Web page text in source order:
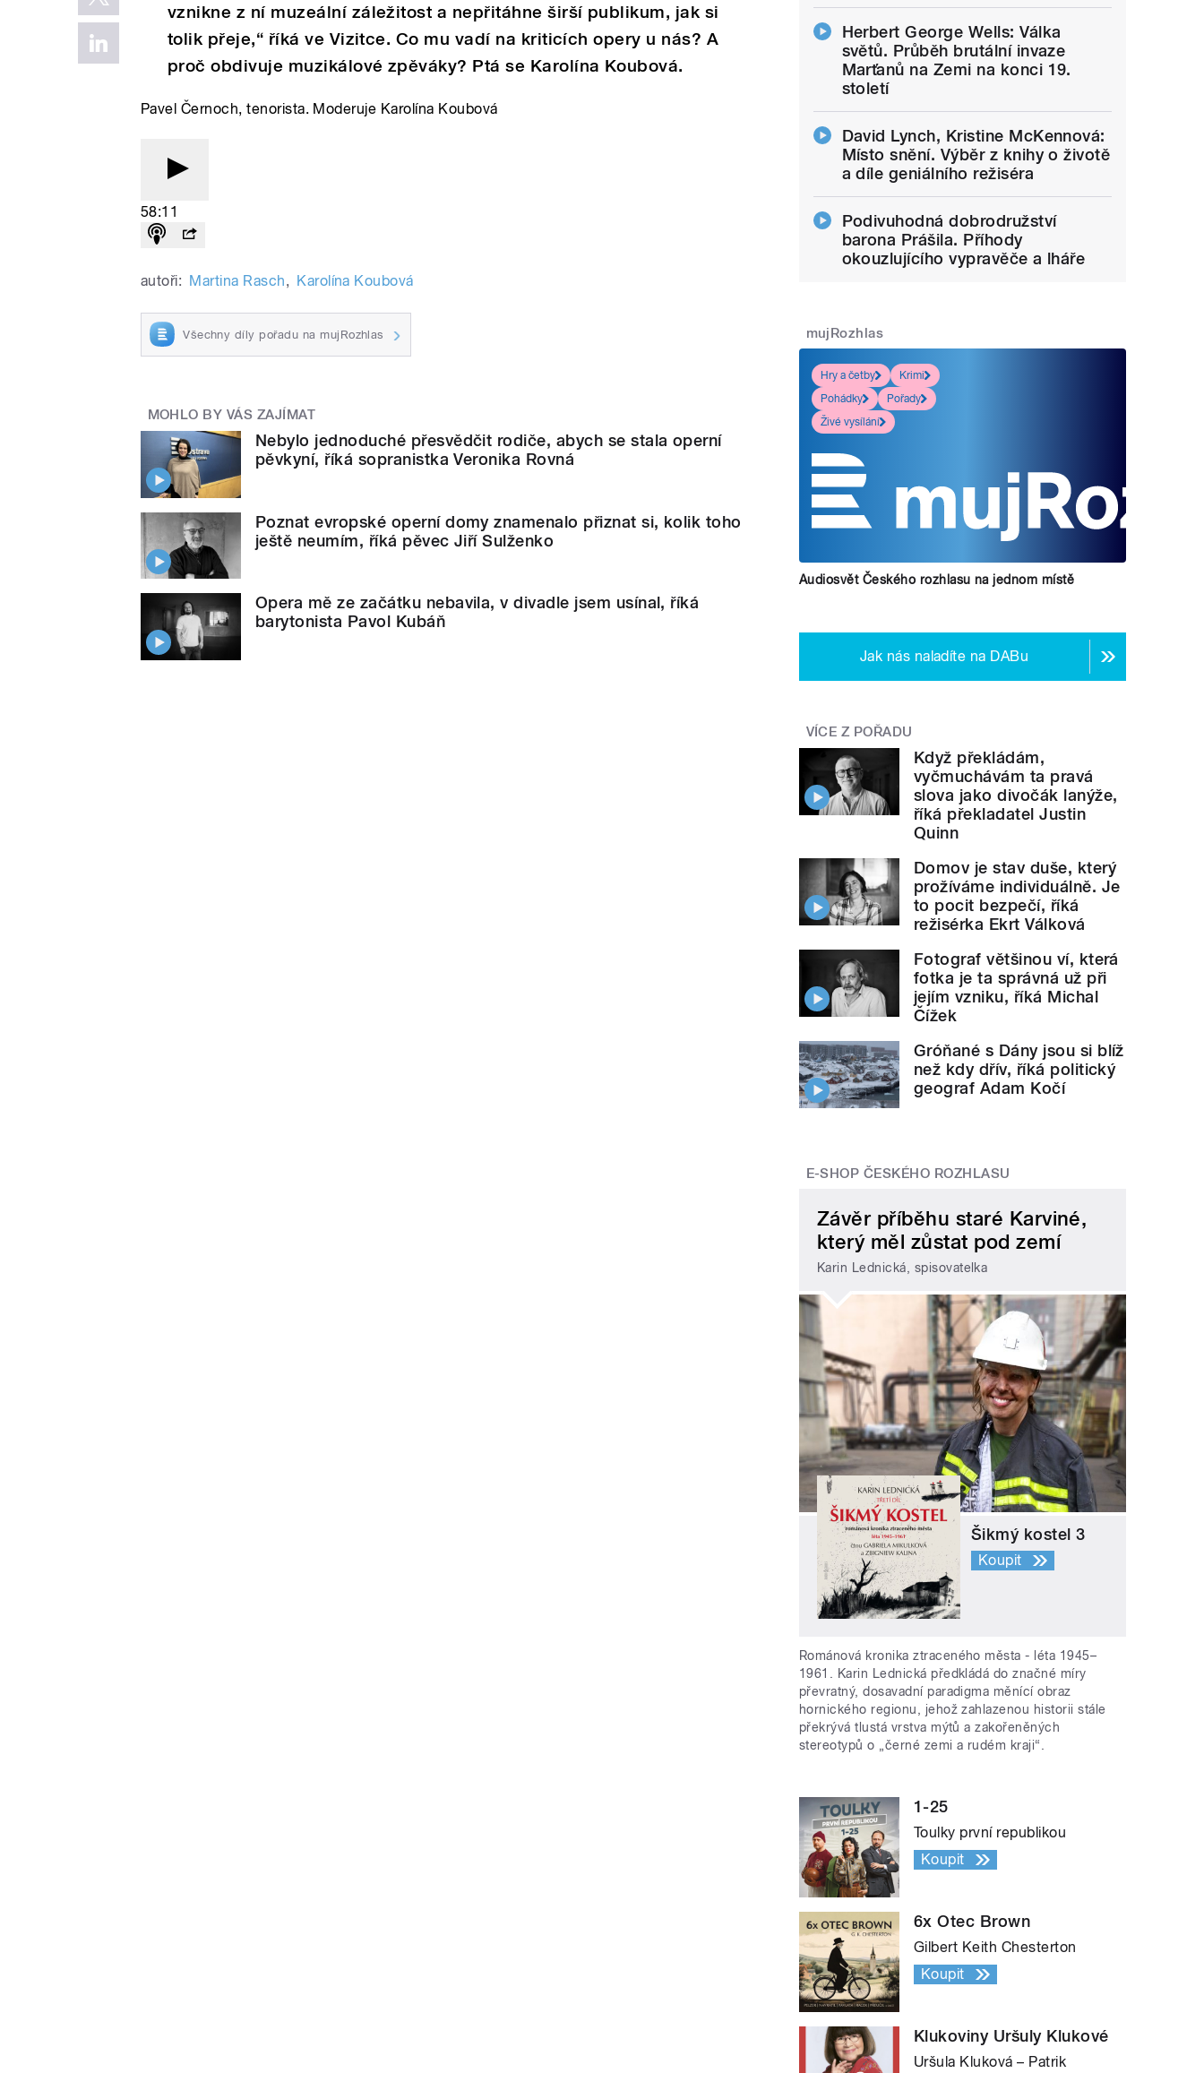
vznikne z ní muzeální záležitost a nepřitáhne širší publikum, jak si
tolik přeje,“ říká ve Vizitce. Co mu vadí na kriticích opery u nás? A
proč obdivuje muzikálové zpěváky? Ptá se Karolína Koubová.
Pavel Černoch, tenorista. Moderuje Karolína Koubová
58:11
autoři: Martina Rasch, Karolína Koubová
Všechny díly pořadu na mujRozhlas
MOHLO BY VÁS ZAJÍMAT
Nebylo jednoduché přesvědčit rodiče, abych se stala operní
pěvkyní, říká sopranistka Veronika Rovná
Poznat evropské operní domy znamenalo přiznat si, kolik toho
ještě neumím, říká pěvec Jiří Sulženko
Opera mě ze začátku nebavila, v divadle jsem usínal, říká
barytonista Pavol Kubáň
Herbert George Wells: Válka
světů. Průběh brutální invaze
Marťanů na Zemi na konci 19.
století
David Lynch, Kristine McKennová:
Místo snění. Výběr z knihy o životě
a díle geniálního režiséra
Podivuhodná dobrodružství
barona Prášila. Příhody
okouzlujícího vypravěče a lháře
mujRozhlas
Hry a četby
Krimi
Pohádky
Pořady
Živé vysílání
Audiosvět Českého rozhlasu na jednom místě
Jak nás naladíte na DABu
VÍCE Z POŘADU
Když překládám,
vyčmuchávám ta pravá
slova jako divočák lanýže,
říká překladatel Justin
Quinn
Domov je stav duše, který
prožíváme individuálně. Je
to pocit bezpečí, říká
režisérka Ekrt Válková
Fotograf většinou ví, která
fotka je ta správná už při
jejím vzniku, říká Michal
Čížek
Gróňané s Dány jsou si blíž
než kdy dřív, říká politický
geograf Adam Kočí
E-SHOP ČESKÉHO ROZHLASU
Závěr příběhu staré Karviné,
který měl zůstat pod zemí
Karin Lednická, spisovatelka
Šikmý kostel 3
Koupit
Románová kronika ztraceného města - léta 1945–
1961. Karin Lednická předkládá do značné míry
převratný, dosavadní paradigma měnící obraz
hornického regionu, jehož zahlazenou historii stále
překrývá tlustá vrstva mýtů a zakořeněných
stereotypů o „černé zemi a rudém kraji“.
1-25
Toulky první republikou
Koupit
6x Otec Brown
Gilbert Keith Chesterton
Koupit
Klukoviny Uršuly Klukové
Uršula Kluková – Patrik